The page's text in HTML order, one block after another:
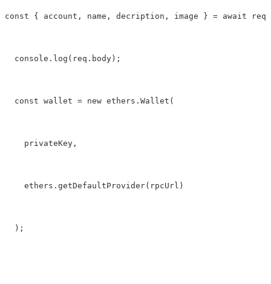
const { account, name, decription, image } = await
  console.log(req.body);
  const wallet
= new ethers.Wallet(
    privateKey,
    ethers.getDefaultProvider(rpcUrl)
  );